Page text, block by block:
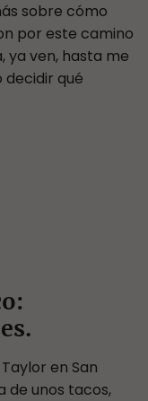
sobre cómo
por este camino
ya ven, hasta me
qué
en San
de unos tacos,